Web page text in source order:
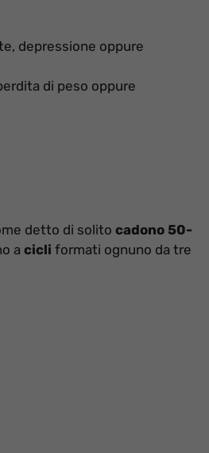
depressione oppure
di peso oppure
detto di solito cadono 50-
a cicli formati ognuno da tre